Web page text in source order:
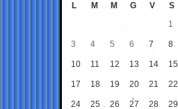
L M M G V S
1
3 4 5 6 7 8
10 11 12 13 14 15
17 18 19 20 21 22
24 25 26 27 28 29